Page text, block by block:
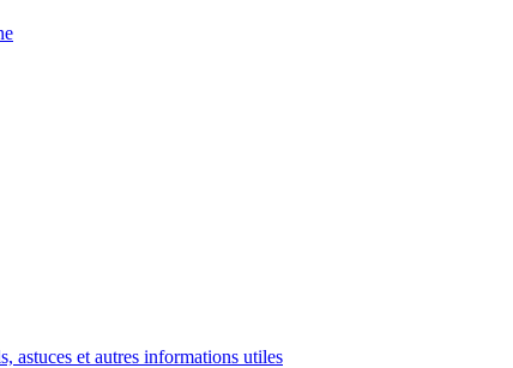
astuces et autres informations utiles